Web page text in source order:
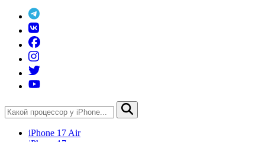
iPhone 17 Air